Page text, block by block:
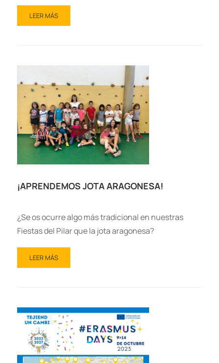
LEER MÁS
¡APRENDEMOS JOTA ARAGONESA!
¿Se os ocurre algo más tradicional en nuestras
Fiestas del Pilar que la jota aragonesa?
LEER MÁS